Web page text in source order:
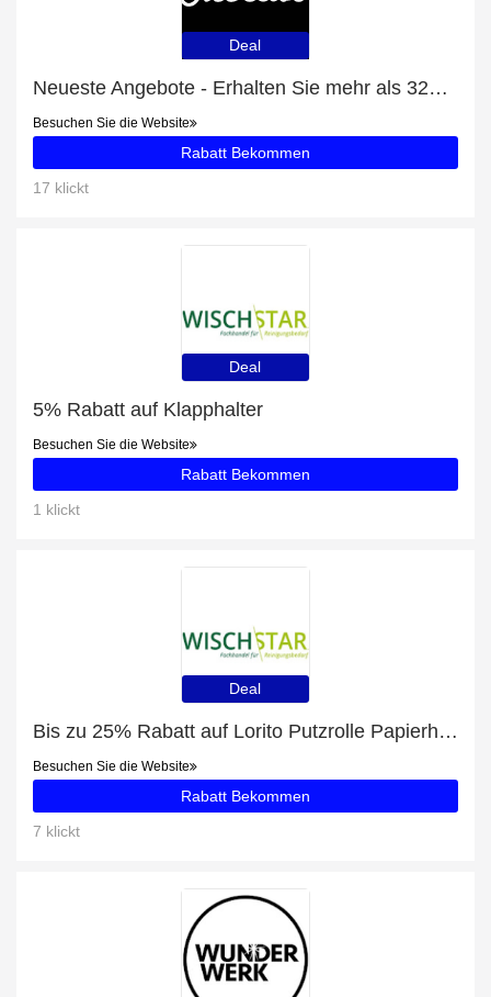
Deal
Neueste Angebote - Erhalten Sie mehr als 32% Rabatt auf TSR3
Besuchen Sie die Website
Rabatt Bekommen
17 klickt
Deal
5% Rabatt auf Klapphalter
Besuchen Sie die Website
Rabatt Bekommen
1 klickt
Deal
Bis zu 25% Rabatt auf Lorito Putzrolle Papierhandtuchrolle für Industrie 3-lagig + zusätzliche 78-Rabatte
Besuchen Sie die Website
Rabatt Bekommen
7 klickt